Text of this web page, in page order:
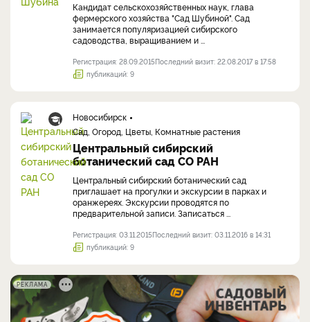
Кандидат сельскохозяйственных наук, глава
фермерского хозяйства "Сад Шубиной". Сад
занимается популяризацией сибирского
садоводства, выращиванием и ...
Регистрация: 28.09.2015Последний визит: 22.08.2017 в 17:58
публикаций: 9
Новосибирск
Сад, Огород, Цветы, Комнатные растения
Центральный сибирский
ботанический сад СО РАН
Центральный сибирский ботанический сад
приглашает на прогулки и экскурсии в парках и
оранжереях. Экскурсии проводятся по
предварительной записи. Записаться ...
Регистрация: 03.11.2015Последний визит: 03.11.2016 в 14:31
публикаций: 9
РЕКЛАМА